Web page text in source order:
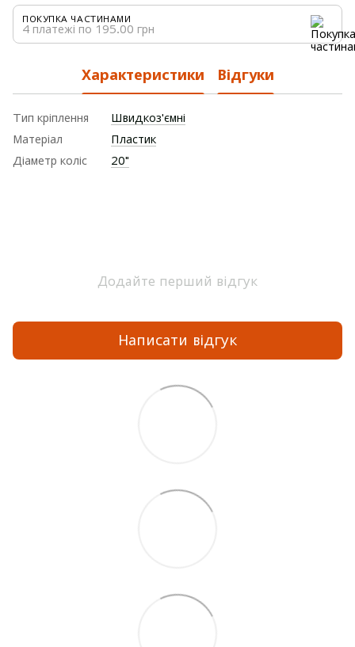
ПОКУПКА ЧАСТИНАМИ
4 платежі по 195.00 грн
Характеристики Відгуки
Тип кріплення
Швидкоз'ємні
Матеріал
Пластик
Діаметр коліс
20"
Додайте перший відгук
Написати відгук